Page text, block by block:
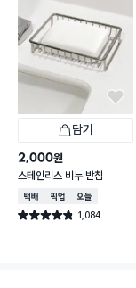
담기
2,000원
스테인리스 비누 받침
택배배송매장픽업오늘배송
별점 4.8점 1,084
건 작성